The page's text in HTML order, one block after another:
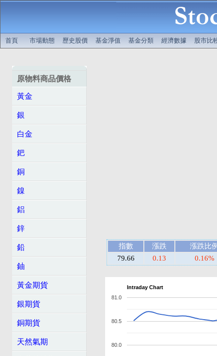
首頁 市場動態 歷史股價 基金淨值 基金分類 經濟數據 股市比
原物料商品價格
黃金
銀
白金
鈀
銅
鎳
鋁
鋅
鉛
鈾
黃金期貨
銀期貨
銅期貨
天然氣期
指數 漲跌
漲跌比
79.66
0.13 0.16%
Intraday Chart
80.0
80.5
81.0